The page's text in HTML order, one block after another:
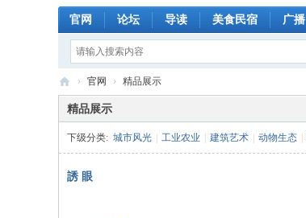
官网 论坛 导读 美食民宿 广播
C
P
N
› 官网 › 精品展示
精品展示
下级分类: 城市风光 工业农业 建筑艺术 动物生态
誘 眼